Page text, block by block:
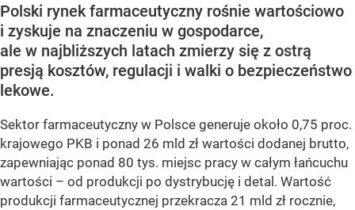
Polski rynek farmaceutyczny rośnie wartościowo
i zyskuje na znaczeniu w gospodarce,
ale w najbliższych latach zmierzy się z ostrą
presją kosztów, regulacji i walki o bezpieczeństwo
lekowe.
Sektor farmaceutyczny w Polsce generuje około 0,75 proc.
krajowego PKB i ponad 26 mld zł wartości dodanej brutto,
zapewniając ponad 80 tys. miejsc pracy w całym łańcuchu
wartości – od produkcji po dystrybucję i detal. Wartość
produkcji farmaceutycznej przekracza 21 mld zł rocznie,